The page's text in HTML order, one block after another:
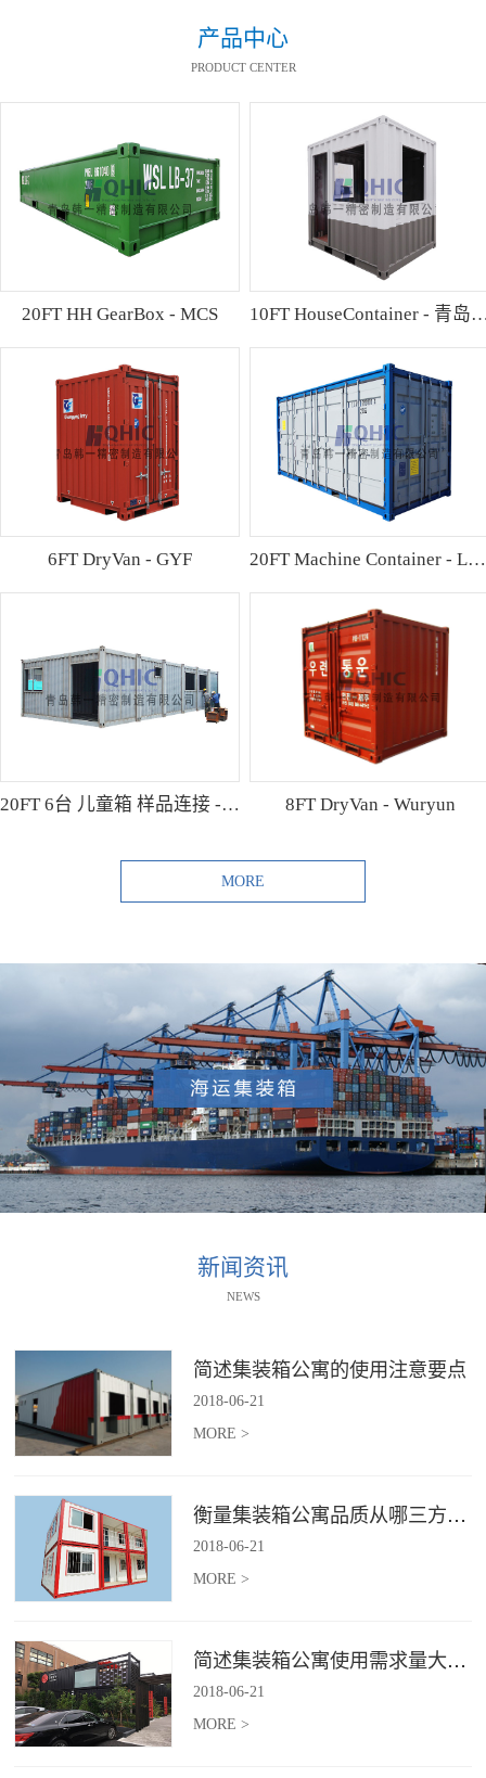
产品中心
PRODUCT CENTER
20FT HH GearBox - MCS 10FT
6FT DryVan - GYF 20FT Machine Container - Lamor
20FT 6台 儿童箱 样品连接 - Shibutani 8FT DryVan - Wuryun
MORE
新闻资讯
NEWS
简述集装箱公寓的使用注意要点
2018-06-21
MORE >
衡量集装箱公寓品质从哪三方面入手？
2018-06-21
MORE >
简述集装箱公寓使用需求量大幅增加的原因
2018-06-21
MORE >